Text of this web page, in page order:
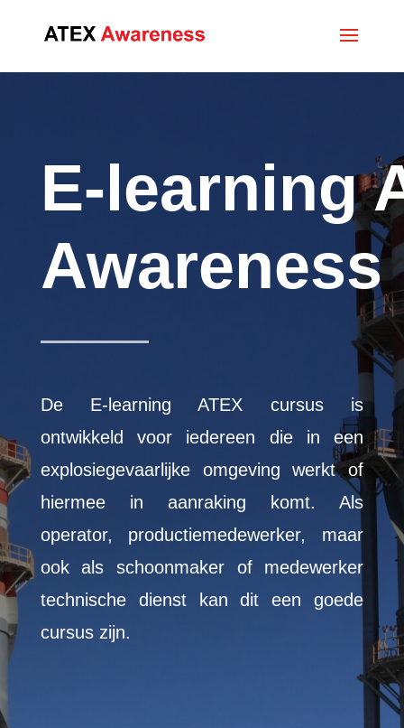
E-learning
Awareness
De E-learning ATEX cursus is
ontwikkeld voor iedereen die in een
explosiegevaarlijke omgeving werkt of
hiermee in aanraking komt. Als
operator, productiemedewerker, maar
ook als schoonmaker of medewerker
technische dienst kan dit een goede
cursus zijn.